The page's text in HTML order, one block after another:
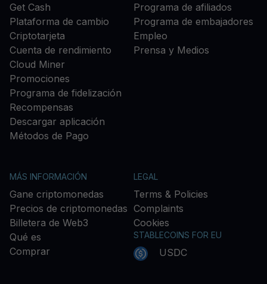
Get Cash
Plataforma de cambio
Criptotarjeta
Cuenta de rendimiento
Cloud Miner
Promociones
Programa de fidelización
Recompensas
Descargar aplicación
Métodos de Pago
Programa de afiliados
Programa de embajadores
Empleo
Prensa y Medios
MÁS INFORMACIÓN
Gane criptomonedas
Precios de criptomonedas
Billetera de Web3
Qué es
Comprar
LEGAL
Terms & Policies
Complaints
Cookies
STABLECOINS FOR EU
USDC